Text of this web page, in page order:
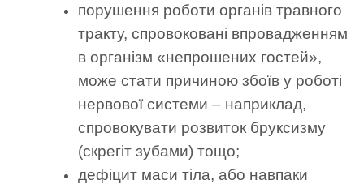
порушення роботи органів травного
тракту, спровоковані впровадженням
в організм «непрошених гостей»,
може стати причиною збоїв у роботі
нервової системи – наприклад,
спровокувати розвиток бруксизму
(скрегіт зубами) тощо;
дефіцит маси тіла, або навпаки